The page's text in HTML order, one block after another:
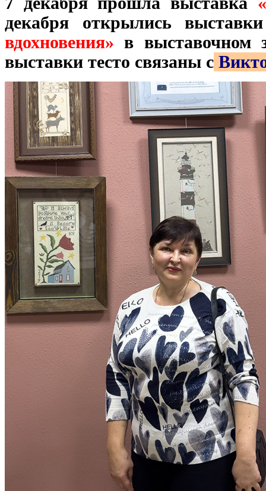
декабря открылись
вдохновения» в выставочном
выставки тесто связаны с